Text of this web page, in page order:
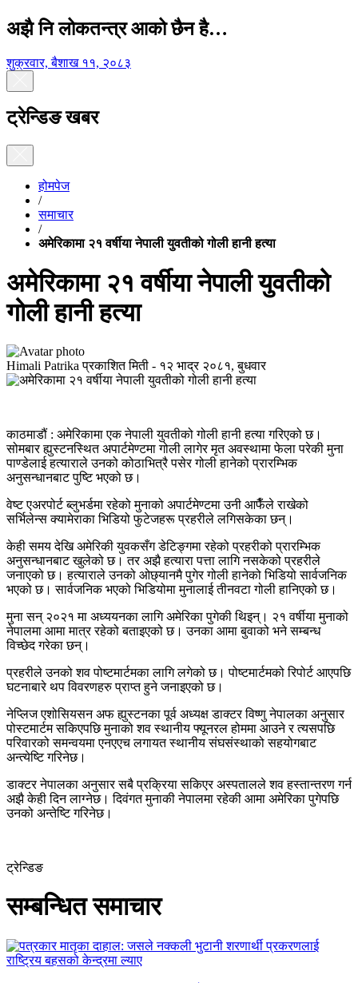
अझै नि लोकतन्त्र आको छैन है…
शुक्रवार, बैशाख ११, २०८३
ट्रेन्डिङ खबर
होमपेज
/
समाचार
/
अमेरिकामा २१ वर्षीया नेपाली युवतीको गोली हानी हत्या
अमेरिकामा २१ वर्षीया नेपाली युवतीको
गोली हानी हत्या
Himali Patrika प्रकाशित मिती - १२ भाद्र २०८१, बुधवार
काठमाडौं : अमेरिकामा एक नेपाली युवतीको गोली हानी हत्या गरिएको छ।
सोमबार ह्युस्टनस्थित अपार्टमेण्टमा गोली लागेर मृत अवस्थामा फेला परेकी मुना
पाण्डेलाई हत्याराले उनको कोठाभित्रै पसेर गोली हानेको प्रारम्भिक
अनुसन्धानबाट पुष्टि भएको छ। ​
वेष्ट एअरपोर्ट ब्लुभर्डमा रहेको मुनाको अपार्टमेण्टमा उनी आफैँले राखेको
सर्भिलेन्स क्यामेराका भिडियो फुटेजहरू प्रहरीले लगिसकेका छन्।
केही समय देखि अमेरिकी युवकसँग डेटिङ्गमा रहेको प्रहरीको प्रारम्भिक
अनुसन्धानबाट खुलेको छ। तर अझै हत्यारा पत्ता लागि नसकेको प्रहरीले
जनाएको छ। हत्याराले उनको ओछ्यानमै पुगेर गोली हानेको भिडियो सार्वजनिक
भएको छ। सार्वजनिक भएको भिडियोमा मुनालाई तीनवटा गोली हानिएको छ।
मुना सन् २०२१ मा अध्ययनका लागि अमेरिका पुगेकी थिइन्। २१ वर्षीया मुनाको
नेपालमा आमा मात्र रहेको बताइएको छ। उनका आमा बुवाको भने सम्बन्ध
विच्छेद गरेका छन्।
प्रहरीले उनको शव पोष्टमार्टमका लागि लगेको छ। पोष्टमार्टमको रिपोर्ट आएपछि
घटनाबारे थप विवरणहरु प्राप्त हुने जनाइएको छ। ​
नेप्लिज एशोसियसन अफ ह्युस्टनका पूर्व अध्यक्ष डाक्टर विष्णु नेपालका अनुसार
पोस्टमार्टम सकिएपछि मुनाको शव स्थानीय फ्यूनरल होममा आउने र त्यसपछि
परिवारको समन्वयमा एनएएच लगायत स्थानीय संघसंस्थाको सहयोगबाट
अन्त्येष्टि गरिनेछ।
डाक्टर नेपालका अनुसार सबै प्रक्रिया सकिएर अस्पतालले शव हस्तान्तरण गर्न
अझै केही दिन लाग्नेछ। दिवंगत मुनाकी नेपालमा रहेकी आमा अमेरिका पुगेपछि
उनको अन्तेष्टि गरिनेछ।
ट्रेन्डिङ
सम्बन्धित समाचार